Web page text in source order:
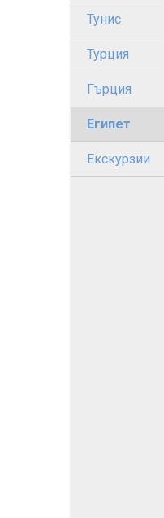
Тунис
Турция
Гърция
Египет
Екскурзии